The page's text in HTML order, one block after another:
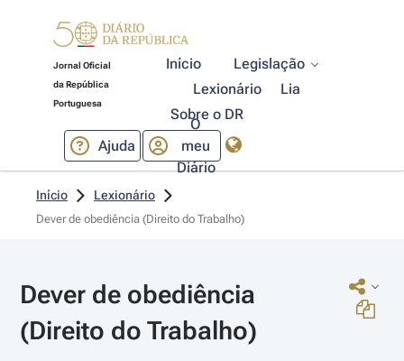
Jornal Oficial
da República
Portuguesa
Início
Legislação
Lexionário
Lia
Sobre o DR
Ajuda
O
meu
Diário
Início Lexionário
Dever de obediência (Direito do Trabalho)
Dever de obediência
(Direito do Trabalho)